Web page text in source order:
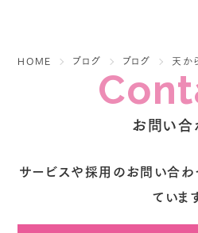
HOME ブログ ブログ 天か
お問い合
サービスや採用のお問い合わ
ていま